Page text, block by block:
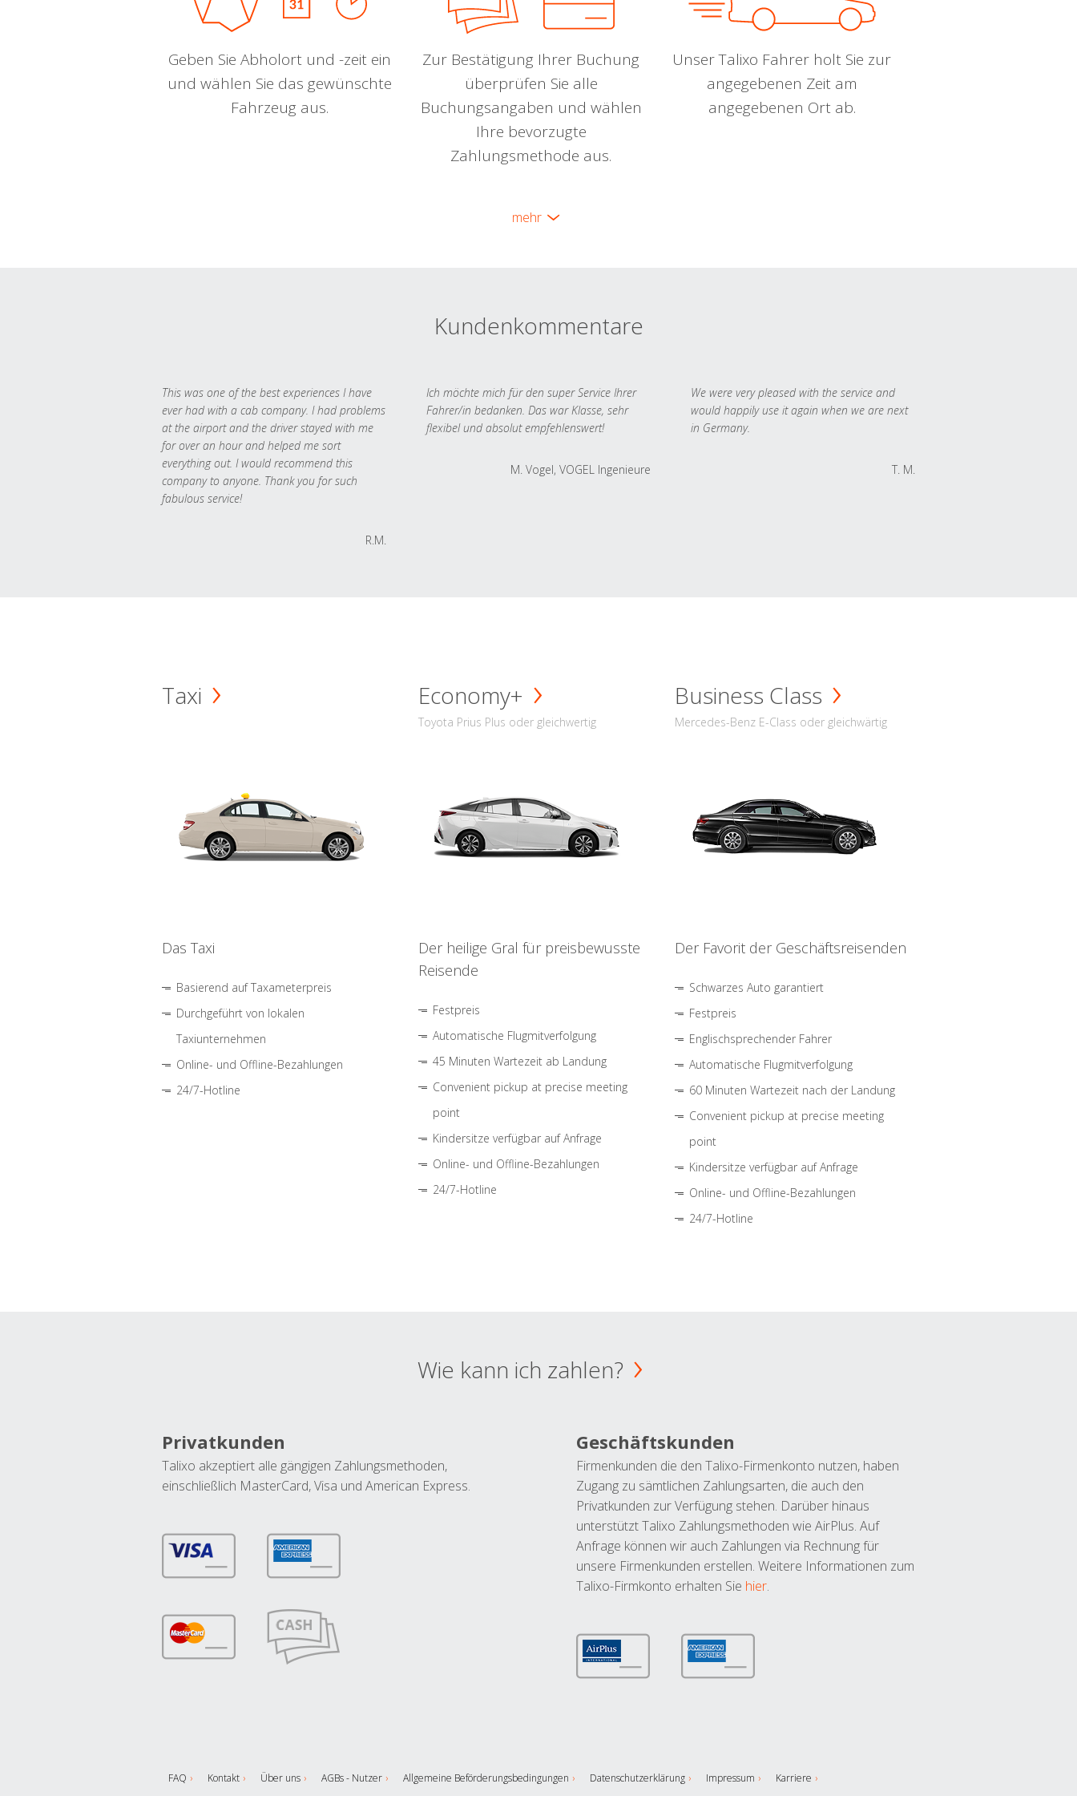
Geben Sie Abholort und -zeit ein
und wählen Sie das gewünschte
Fahrzeug aus.
Zur Bestätigung Ihrer Buchung
überprüfen Sie alle
Buchungsangaben und wählen
Ihre bevorzugte
Zahlungsmethode aus.
Unser Talixo Fahrer holt Sie zur
angegebenen Zeit am
angegebenen Ort ab.
mehr
Kundenkommentare
This was one of the best experiences I have
ever had with a cab company. I had problems
at the airport and the driver stayed with me
for over an hour and helped me sort
everything out. I would recommend this
company to anyone. Thank you for such
fabulous service!
R.M.
Ich möchte mich für den super Service Ihrer
Fahrer/in bedanken. Das war Klasse, sehr
flexibel und absolut empfehlenswert!
M. Vogel, VOGEL Ingenieure
We were very pleased with the service and
would happily use it again when we are next
in Germany.
T. M.
Taxi
Das Taxi
Basierend auf Taxameterpreis
Durchgeführt von lokalen
Taxiunternehmen
Online- und Offline-Bezahlungen
24/7-Hotline
Economy+
Toyota Prius Plus oder gleichwertig
Der heilige Gral für preisbewusste
Reisende
Festpreis
Automatische Flugmitverfolgung
45 Minuten Wartezeit ab Landung
Convenient pickup at precise meeting
point
Kindersitze verfügbar auf Anfrage
Online- und Offline-Bezahlungen
24/7-Hotline
Business Class
Mercedes-Benz E-Class oder gleichwärtig
Der Favorit der Geschäftsreisenden
Schwarzes Auto garantiert
Festpreis
Englischsprechender Fahrer
Automatische Flugmitverfolgung
60 Minuten Wartezeit nach der Landung
Convenient pickup at precise meeting
point
Kindersitze verfügbar auf Anfrage
Online- und Offline-Bezahlungen
24/7-Hotline
Wie kann ich zahlen?
Privatkunden
Talixo akzeptiert alle gängigen Zahlungsmethoden,
einschließlich MasterCard, Visa und American Express.
Geschäftskunden
Firmenkunden die den Talixo-Firmenkonto nutzen, haben
Zugang zu sämtlichen Zahlungsarten, die auch den
Privatkunden zur Verfügung stehen. Darüber hinaus
unterstützt Talixo Zahlungsmethoden wie AirPlus. Auf
Anfrage können wir auch Zahlungen via Rechnung für
unsere Firmenkunden erstellen. Weitere Informationen zum
Talixo-Firmkonto erhalten Sie hier.
FAQ Kontakt Über uns AGBs - Nutzer Allgemeine Beförderungsbedingungen Datenschutzerklärung Impressum Karriere